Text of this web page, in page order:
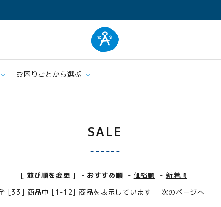
お困りごとから選ぶ
SALE
[ 並び順を変更 ] - おすすめ順 - 価格順 - 新着順
[33] 商品中 [1-12] 商品を表示しています
次のページへ